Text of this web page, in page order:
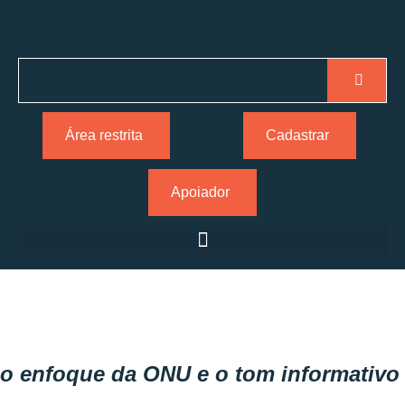
Área restrita Cadastrar
Apoiador
o enfoque da ONU e o tom informativo